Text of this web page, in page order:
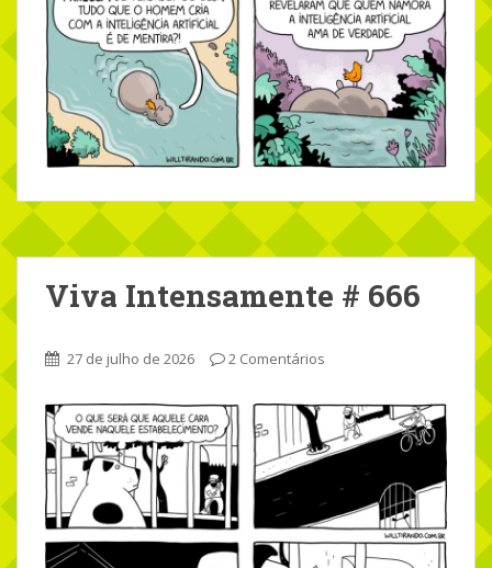
Viva Intensamente # 666
27 de julho de 2026 2 Comentários